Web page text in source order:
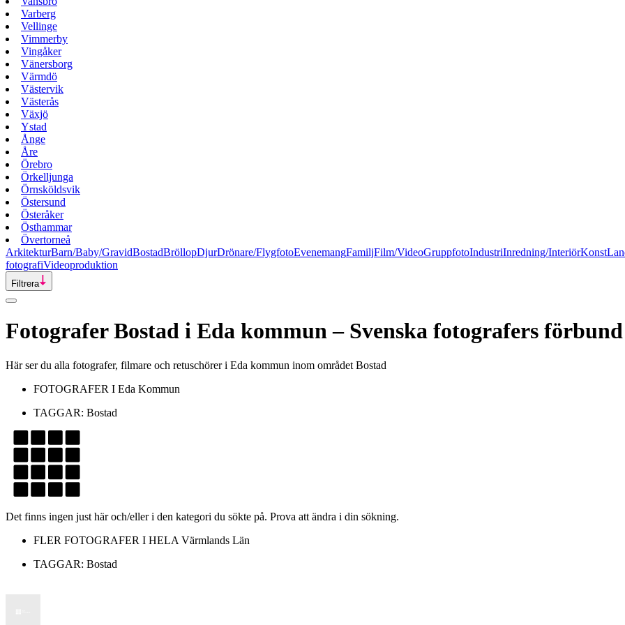
Varberg
Vellinge
Vimmerby
Vingåker
Vänersborg
Värmdö
Västervik
Västerås
Växjö
Ystad
Ånge
Åre
Örebro
Örkelljunga
Örnsköldsvik
Östersund
Österåker
Östhammar
Övertorneå
ArkitekturBarn/Baby/GravidBostadBröllopDjurDrönare/FlygfotoEvenemangFamiljFilm/VideoGruppfotoIndustriInredning/InteriörKonst
fotografiVideoproduktion
Filtrera
FotograferBostad i Eda kommun– Svenska fotografers förbund
Här ser du alla fotografer, filmare och retuschörer i Eda kommun inom området Bostad
FOTOGRAFER I Eda Kommun
TAGGAR: Bostad
Det finns ingen just här och/eller i den kategori du sökte på. Prova att ändra i din sökning.
FLER FOTOGRAFER I HELA Värmlands Län
TAGGAR: Bostad